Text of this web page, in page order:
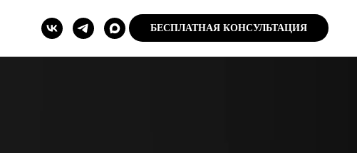
БЕСПЛАТНАЯ КОНСУЛЬТАЦИЯ